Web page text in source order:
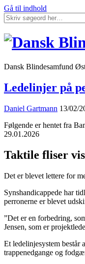
Gå til indhold
Dansk Blindesamfund
Ledelinjer på
Daniel Gartmann 13/02/
Følgende er hentet fra
29.01.2026
Taktile fliser
Det er blevet lettere for
Synshandicappede har
perronerne er blevet
”Det er en forbedring,
Jensen, som er
Et ledelinjesystem
trappenedgange og